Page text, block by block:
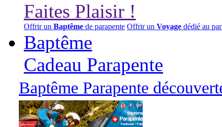
Faites Plaisir !
Offrir un Baptême de parapente Offrir un Voyage dédié au
Baptême
Cadeau Parapente
Baptême Parapente